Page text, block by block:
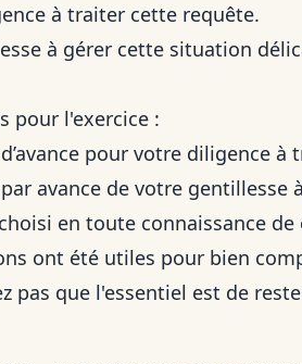
à traiter cette requête.
à gérer cette situation
pour l'exercice :
pour votre diligence
avance de votre
en toute connaissance de
ont été utiles pour bien
pas que l'essentiel est de